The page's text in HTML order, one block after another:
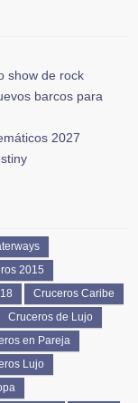
show de rock
barcos para
2027
2015
Cruceros Caribe
Cruceros de Lujo
en Pareja
Lujo